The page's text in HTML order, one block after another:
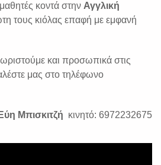
κοντά στην Αγγλική
τους κιόλας επαφή με εμφανή
και προσωπικά στις
μας στο τηλέφωνο
Εύη Μπισκιτζή κινητό: 6972232675